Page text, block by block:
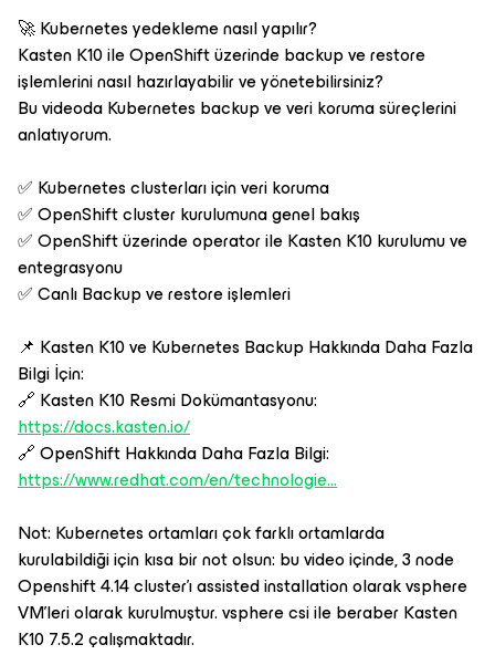
🚀 Kubernetes yedekleme nasıl yapılır?
Kasten K10 ile OpenShift üzerinde backup ve restore
işlemlerini nasıl hazırlayabilir ve yönetebilirsiniz?
Bu videoda Kubernetes backup ve veri koruma süreçlerini
anlatıyorum.
✅ Kubernetes clusterları için veri koruma
✅ OpenShift cluster kurulumuna genel bakış
✅ OpenShift üzerinde operator ile Kasten K10 kurulumu ve
entegrasyonu
✅ Canlı Backup ve restore işlemleri
📌 Kasten K10 ve Kubernetes Backup Hakkında Daha Fazla
Bilgi İçin:
🔗 Kasten K10 Resmi Dokümantasyonu:
https://docs.kasten.io/
🔗 OpenShift Hakkında Daha Fazla Bilgi:
https://www.redhat.com/en/technologie...
Not: Kubernetes ortamları çok farklı ortamlarda
kurulabildiği için kısa bir not olsun: bu video içinde, 3 node
Openshift 4.14 cluster'ı assisted installation olarak vsphere
VM'leri olarak kurulmuştur. vsphere csi ile beraber Kasten
K10 7.5.2 çalışmaktadır.